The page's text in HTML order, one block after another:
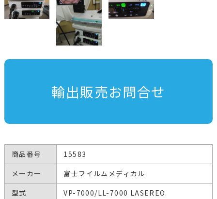
輸出販売お問合せ
商品番号
15583
メーカー
富士フイルムメディカル
型式
VP-7000/LL-7000 LASEREO